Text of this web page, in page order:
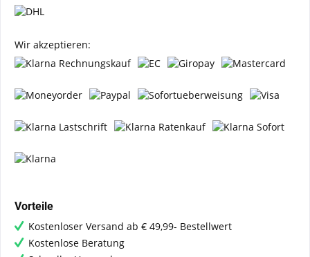
Wir akzeptieren:
Vorteile
Kostenloser Versand ab € 49,99- Bestellwert
Kostenlose Beratung